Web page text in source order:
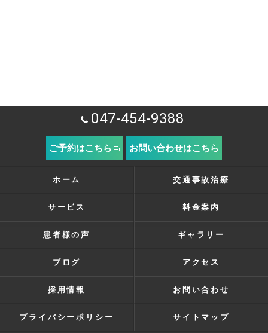
047-454-9388
ご予約はこちら お問い合わせはこちら
ホーム 交通事故治療
サービス 料金案内
患者様の声 ギャラリー
ブログ アクセス
採用情報 お問い合わせ
プライバシーポリシー サイトマップ